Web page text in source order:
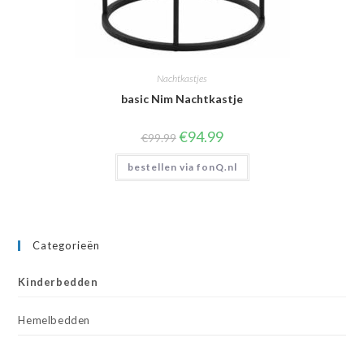
Nachtkastjes
basic Nim Nachtkastje
€99.99 Oorspronkelijke
prijs
was:
€99.99.
€94.99Huidige
is:
€94.99.
bestellen via fonQ.nl
Categorieën
Kinderbedden
Hemelbedden